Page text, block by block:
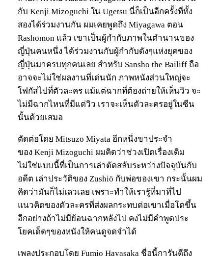
กับ Kenji Mizoguchi ใน Ugetsu นี่ก็เป็นอีกครั้งที่ทั้ง
สองได้ร่วมงานกัน ผมเคยพูดถึง Miyagawa ตอน
Rashomon แล้ว เขาเป็นผู้กำกับภาพในตำนานของ
ญี่ปุ่นคนหนึ่ง ได้ร่วมงานกับผู้กำกับดังๆแห่งยุคของ
ญี่ปุ่นมาครบทุกคนเลย สำหรับ Sansho the Bailiff ถือ
อาจจะไม่ใช่ผลงานที่เด่นนัก ภาพหนังส่วนใหญ่จะ
โฟกัสไปที่ตัวละคร แม้แต่ฉากที่ต้องถ่ายให้เห็นวิว จะ
ไม่มีฉากไหนที่มีแต่วิว เราจะเห็นตัวละครอยู่ในซีน
นั้นด้วยเสมอ
ตัดต่อโดย Mitsuzō Miyata อีกหนึ่งขาประจำ
ของ Kenji Mizoguchi ผมคิดว่าช่วงเปิดเรื่องเดิม
ไม่ใช่แบบนี้ที่เป็นการเล่าตัดสลับระหว่างปัจจุบันกับ
อดีต เล่าประวัติของ Zushiō กับพ่อของเขา กระนั้นผม
คิดว่ามันก็ไม่เลวเลย เพราะทำให้เรารู้ที่มาที่ไป
แนวคิดของตัวละครที่ส่งผลกระทบต่อเขาเมื่อโตขึ้น
อีกอย่างถ้าไม่มีย้อนฉากหลังไป คงไม่มีคำพูดประ
โยคเด็ดๆของหนังให้คนดูจดจำได้
เพลงประกอบโดย Fumio Hayasaka ชื่อนี้การันตีถึง